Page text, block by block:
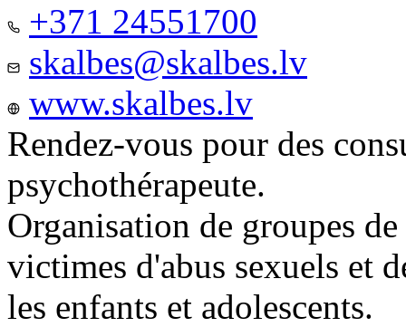
+371 24551700
skalbes@skalbes.lv
www.skalbes.lv
Rendez-vous pour des
psychothérapeute.
Organisation de groupes
victimes d'abus sexuels et
les enfants et adolescents.